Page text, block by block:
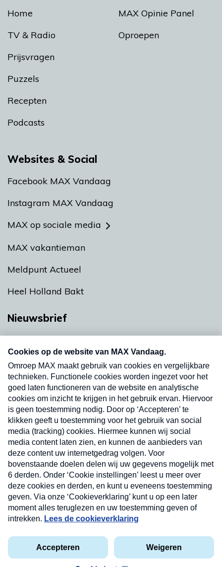
Home
TV & Radio
Prijsvragen
Puzzels
Recepten
Podcasts
MAX Opinie Panel
Oproepen
Websites & Social
Facebook MAX Vandaag
Instagram MAX Vandaag
MAX op sociale media
MAX vakantieman
Meldpunt Actueel
Heel Holland Bakt
Nieuwsbrief
nieuwsbrief. Elke vrijdag- en dinsdagochtend in
uw mailbox.
Verzend
Privacyverklaring
Cookieverklaring
Kwetsbaarheid melden
Copyright © 2026 MAX Vandaag - Omroep MAX
Nieuwsbrief
Neem hier een gratis abonnement op onze
nieuwsbrief. Elke vrijdag- en dinsdagochtend in uw